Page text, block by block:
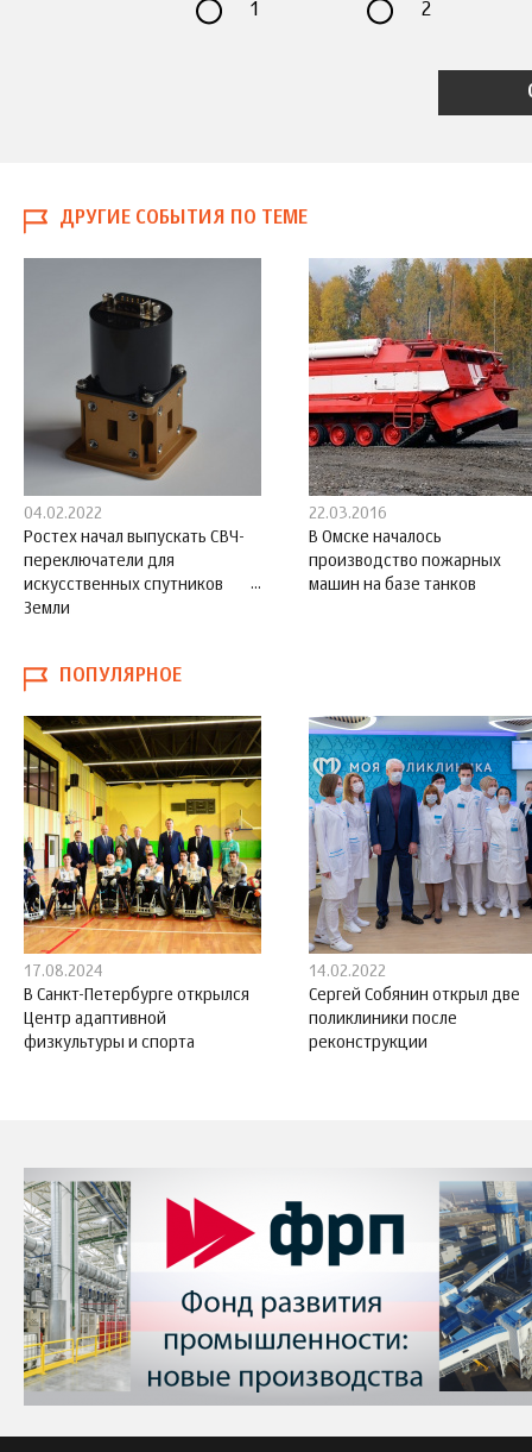
1 2
ДРУГИЕ СОБЫТИЯ ПО ТЕМЕ
04.02.2022
Ростех начал выпускать СВЧ-
переключатели для
искусственных спутников
Земли
22.03.2016
В Омске началось
производство пожарных
машин на базе танков
ПОПУЛЯРНОЕ
17.08.2024
В Санкт-Петербурге открылся
Центр адаптивной
физкультуры и спорта
14.02.2022
Сергей Собянин открыл две
поликлиники после
реконструкции